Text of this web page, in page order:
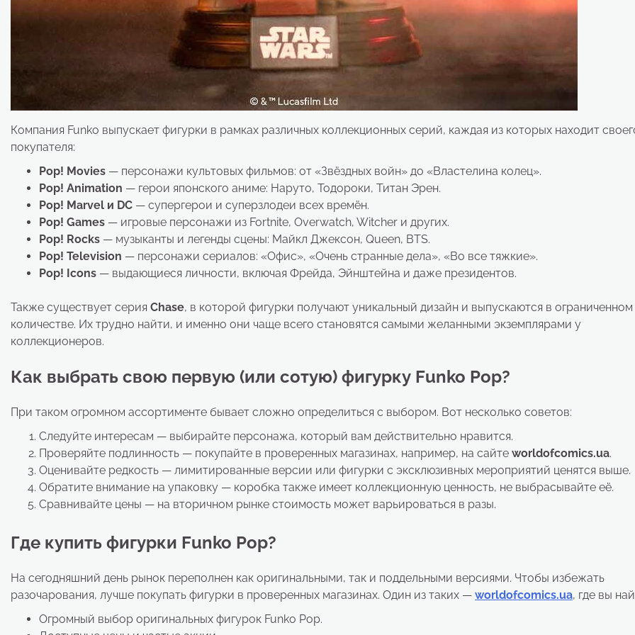
Компания Funko выпускает фигурки в рамках различных коллекционных серий, каждая из которых находит
покупателя:
Pop! Movies — персонажи культовых фильмов: от «Звёздных войн» до «Властелина колец».
Pop! Animation — герои японского аниме: Наруто, Тодороки, Титан Эрен.
Pop! Marvel и DC — супергерои и суперзлодеи всех времён.
Pop! Games — игровые персонажи из Fortnite, Overwatch, Witcher и других.
Pop! Rocks — музыканты и легенды сцены: Майкл Джексон, Queen, BTS.
Pop! Television — персонажи сериалов: «Офис», «Очень странные дела», «Во все тяжкие».
Pop! Icons — выдающиеся личности, включая Фрейда, Эйнштейна и даже президентов.
Также существует серия Chase, в которой фигурки получают уникальный дизайн и выпускаются в ограниченном
количестве. Их трудно найти, и именно они чаще всего становятся самыми желанными экземплярами у
коллекционеров.
Как выбрать свою первую (или сотую) фигурку Funko Pop?
При таком огромном ассортименте бывает сложно определиться с выбором. Вот несколько советов:
Следуйте интересам — выбирайте персонажа, который вам действительно нравится.
Проверяйте подлинность — покупайте в проверенных магазинах, например, на сайте worldofcomics.ua.
Оценивайте редкость — лимитированные версии или фигурки с эксклюзивных мероприятий ценятся выше.
Обратите внимание на упаковку — коробка также имеет коллекционную ценность, не выбрасывайте её.
Сравнивайте цены — на вторичном рынке стоимость может варьироваться в разы.
Где купить фигурки Funko Pop?
На сегодняшний день рынок переполнен как оригинальными, так и поддельными версиями. Чтобы избежать
разочарования, лучше покупать фигурки в проверенных магазинах. Один из таких — worldofcomics.ua, где вы
Огромный выбор оригинальных фигурок Funko Pop.